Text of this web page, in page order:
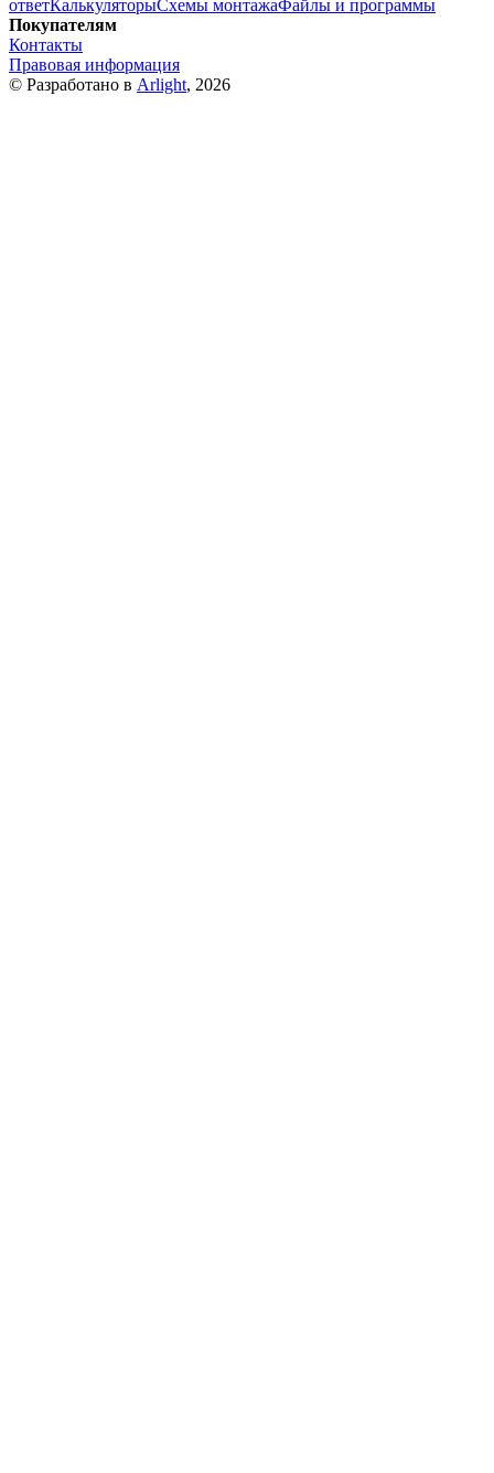
ответКалькуляторыСхемы монтажаФайлы и программы
Покупателям
Контакты
Правовая информация
© Разработано в Arlight, 2026